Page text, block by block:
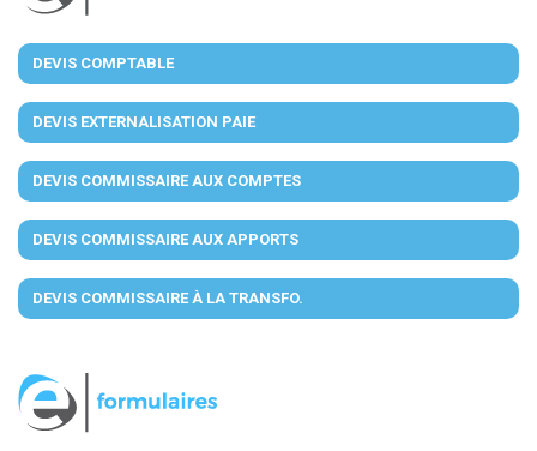
DEVIS COMPTABLE
DEVIS EXTERNALISATION PAIE
DEVIS COMMISSAIRE AUX COMPTES
DEVIS COMMISSAIRE AUX APPORTS
DEVIS COMMISSAIRE À LA TRANSFO.